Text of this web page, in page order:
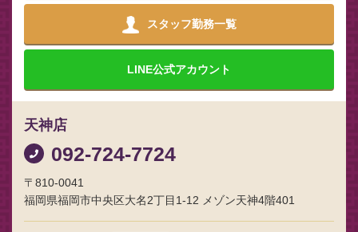
スタッフ勤務一覧
LINE公式アカウント
天神店
092-724-7724
〒810-0041
福岡県福岡市中央区大名2丁目1-12 メゾン天神4階401